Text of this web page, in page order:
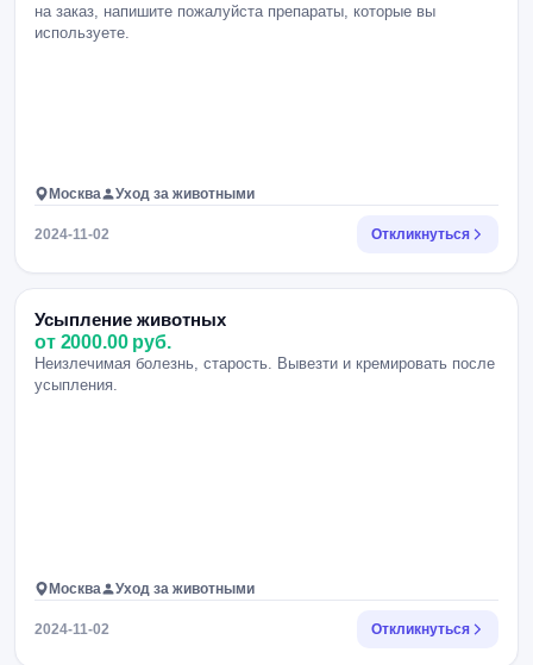
на заказ, напишите пожалуйста препараты, которые вы
используете.
Москва Уход за животными
2024-11-02 Откликнуться
Усыпление животных
от 2000.00 руб.
Неизлечимая болезнь, старость. Вывезти и кремировать после
усыпления.
Москва Уход за животными
2024-11-02 Откликнуться